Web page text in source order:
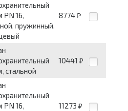
16,
пружинный,
8774 ₽
стальной
10441 ₽
16,
11273 ₽